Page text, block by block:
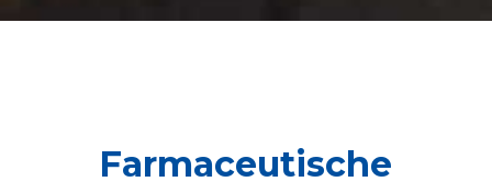
Farmaceutische